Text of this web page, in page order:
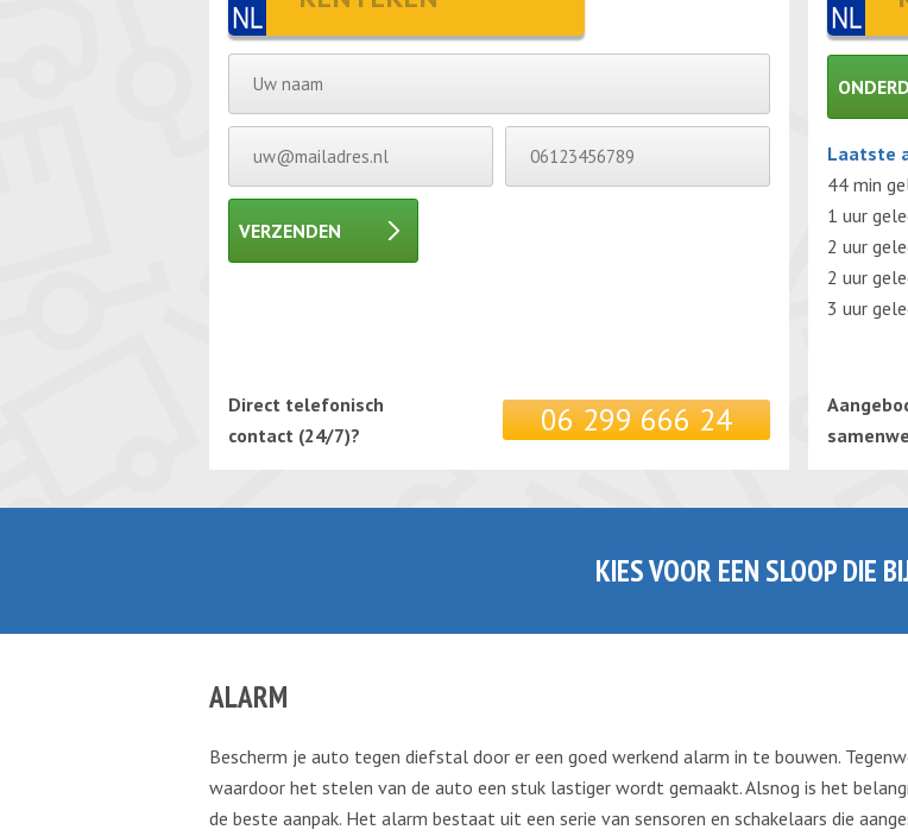
VERZENDEN
Direct telefonisch
contact (24/7)?
06 299 666 24
Gelieve
Laatste
44 min
1 uur
2 uur
2 uur
3 uur
KIES VOOR EEN SLOOP DIE
ALARM
Bescherm je auto tegen diefstal door er een goed werkend alarm in te bouwen.
waardoor het stelen van de auto een stuk lastiger wordt gemaakt. Alsnog is het
de beste aanpak. Het alarm bestaat uit een serie van sensoren en schakelaars die